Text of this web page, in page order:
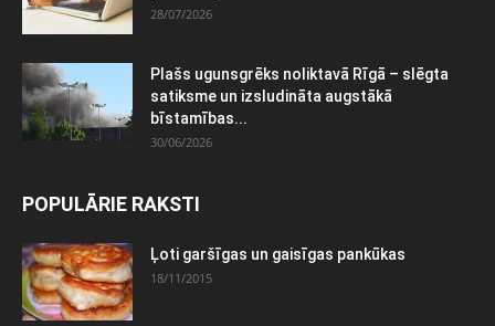
28/07/2026
Plašs ugunsgrēks noliktavā Rīgā – slēgta
satiksme un izsludināta augstākā
bīstamības...
30/06/2026
POPULĀRIE RAKSTI
Ļoti garšīgas un gaisīgas pankūkas
18/11/2015